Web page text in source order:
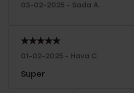
03-02-2025 - Sada A.
01-02-2025 - Hava C.
Super